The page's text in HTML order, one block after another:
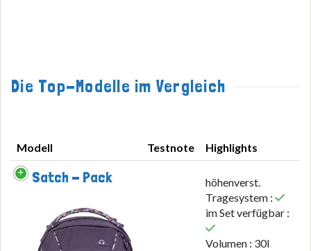
Die Top-Modelle im Vergleich
Modell Testnote
Highlights
Modell
Satch - Pack
höhenverst.
Tragesystem :
im Set verfügbar :
Volumen : 30l